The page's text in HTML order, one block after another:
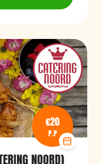
€20
P.P
NOORD)